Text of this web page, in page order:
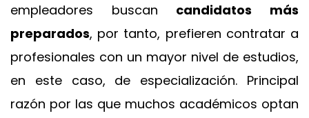
empleadores buscan candidatos más
preparados, por tanto, prefieren contratar a
profesionales con un mayor nivel de estudios,
en este caso, de especialización. Principal
razón por las que muchos académicos optan